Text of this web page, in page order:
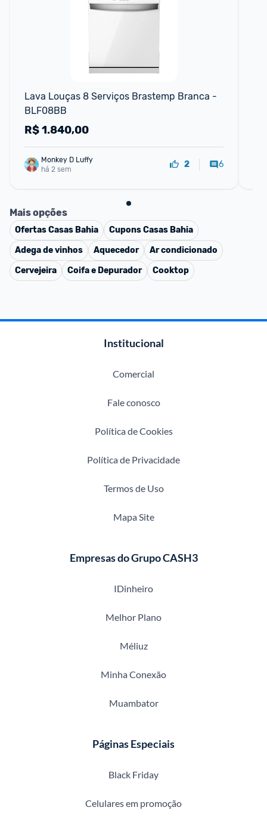
Lava Louças 8 Serviços Brastemp Branca -
BLF08BB
R$1.840,00
Monkey D Luffy
há 2 sem
2 6
Mais opções
OfertasCasas Bahia CuponsCasas Bahia
Adega de vinhos
Aquecedor
Ar condicionado
Cervejeira
Coifa e Depurador Cooktop
Institucional
Comercial
Fale conosco
Política de Cookies
Política de Privacidade
Termos de Uso
Mapa Site
Empresas do Grupo CASH3
IDinheiro
Melhor Plano
Méliuz
Minha Conexão
Muambator
Páginas Especiais
Black Friday
Celulares em promoção